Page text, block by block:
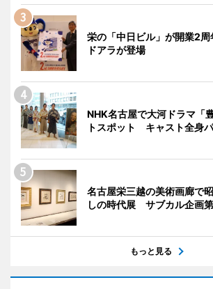
栄の「中日ビル」が開業2
ドアラが登場
NHK名古屋で大河ドラマ「
トスポット キャスト全身
名古屋栄三越の美術画廊で
しの時代展 サブカル企画
もっと見る